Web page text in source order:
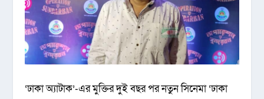
‍‘ঢাকা অ্যাটাক’-এর মুক্তির দুই বছর পর নতুন সিনেমা ‘ঢাকা